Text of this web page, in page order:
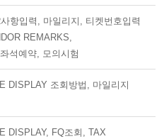
항입력, 마일리지, 티켓번호입력
REMARKS,
석예약, 모의시험
DISPLAY 조회방법, 마일리지
DISPLAY, FQ조회, TAX